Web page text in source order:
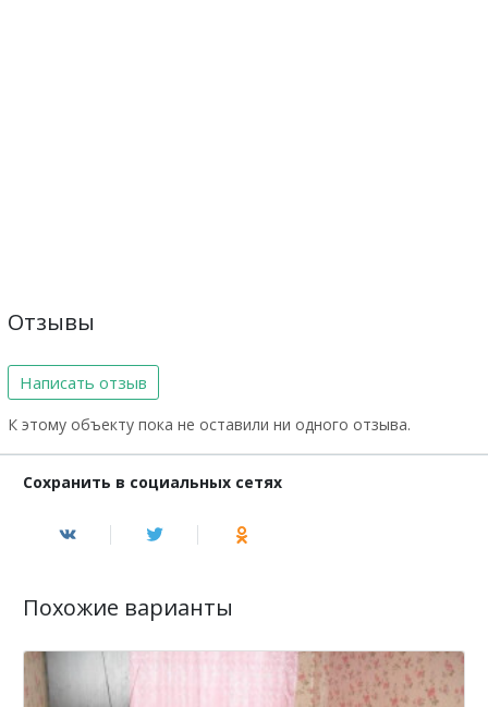
Отзывы
Написать отзыв
К этому объекту пока не оставили ни одного отзыва.
Сохранить в социальных сетях
Похожие варианты